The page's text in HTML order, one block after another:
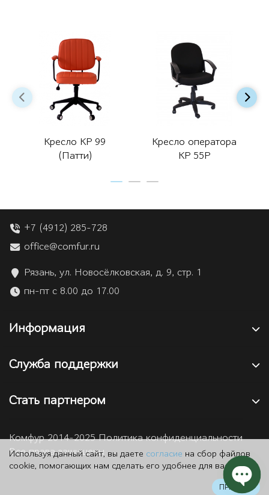
Кресло КР 99
(Патти)
Кресло оператора
КР 55Р
Используя данный сайт, вы даете согласие на сбор файлов
cookie, помогающих нам сделать его удобнее для вас.
ПРИНЯТЬ
+7 (4912) 285-728
office@comfur.ru
Рязань, ул. Новосёлковская, д. 9, стр. 1
пн-пт с 8.00 до 17.00
Информация
Служба поддержки
Стать партнером
Комфур 2014-2025 Политика конфиденциальности
Все права защищены